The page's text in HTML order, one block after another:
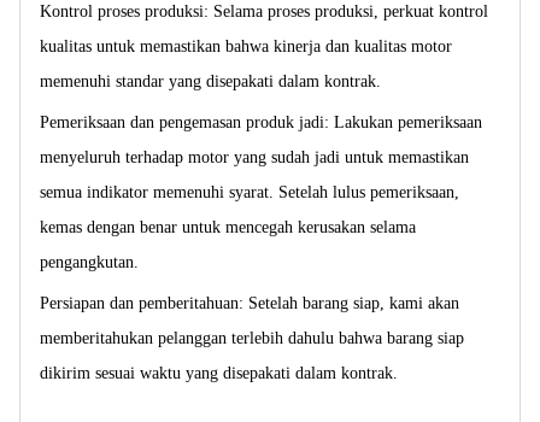
Kontrol proses produksi: Selama proses produksi, perkuat kontrol
kualitas untuk memastikan bahwa kinerja dan kualitas motor
memenuhi standar yang disepakati dalam kontrak.
Pemeriksaan dan pengemasan produk jadi: Lakukan pemeriksaan
menyeluruh terhadap motor yang sudah jadi untuk memastikan
semua indikator memenuhi syarat. Setelah lulus pemeriksaan,
kemas dengan benar untuk mencegah kerusakan selama
pengangkutan.
Persiapan dan pemberitahuan: Setelah barang siap, kami akan
memberitahukan pelanggan terlebih dahulu bahwa barang siap
dikirim sesuai waktu yang disepakati dalam kontrak.